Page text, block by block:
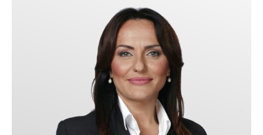
СКУПШТИНА
Статут Општине
Скупштинско вијеће општине језеро
Састав Скупштине
Службени Гласници